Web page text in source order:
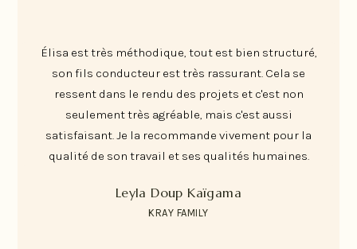
Élisa est très méthodique, tout est bien structuré,
son fils conducteur est très rassurant. Cela se
ressent dans le rendu des projets et c'est non
seulement très agréable, mais c'est aussi
satisfaisant. Je la recommande vivement pour la
qualité de son travail et ses qualités humaines.
Leyla Doup Kaïgama
KRAY FAMILY